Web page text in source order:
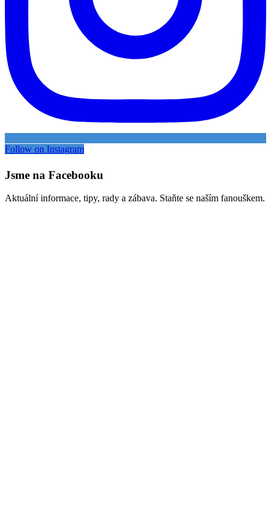
Follow on Instagram
Jsme na Facebooku
Aktuální informace, tipy, rady a zábava. Staňte se naším fanouškem.